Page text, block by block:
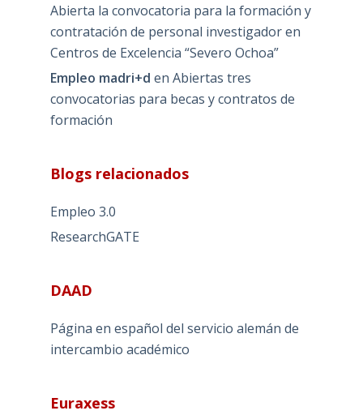
Abierta la convocatoria para la formación y
contratación de personal investigador en
Centros de Excelencia “Severo Ochoa”
Empleo madri+d en Abiertas tres
convocatorias para becas y contratos de
formación
Blogs relacionados
Empleo 3.0
ResearchGATE
DAAD
Página en español del servicio alemán de
intercambio académico
Euraxess